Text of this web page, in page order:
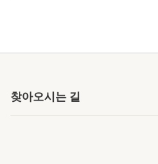
찾아오시는 길